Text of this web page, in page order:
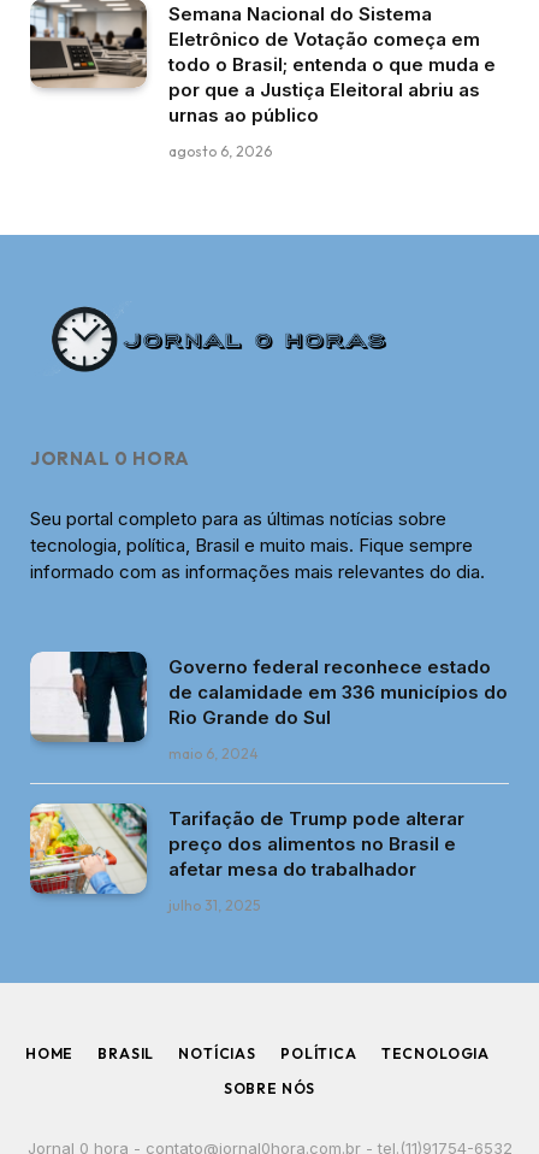
Semana Nacional do Sistema
Eletrônico de Votação começa em
todo o Brasil; entenda o que muda e
por que a Justiça Eleitoral abriu as
urnas ao público
agosto 6, 2026
JORNAL 0 HORA
Seu portal completo para as últimas notícias sobre
tecnologia, política, Brasil e muito mais. Fique sempre
informado com as informações mais relevantes do dia.
Governo federal reconhece estado
de calamidade em 336 municípios do
Rio Grande do Sul
maio 6, 2024
Tarifação de Trump pode alterar
preço dos alimentos no Brasil e
afetar mesa do trabalhador
julho 31, 2025
HOME BRASIL NOTÍCIAS POLÍTICA
TECNOLOGIA
SOBRE NÓS
Jornal 0 hora - contato@jornal0hora.com.br- tel.(11)91754-6532